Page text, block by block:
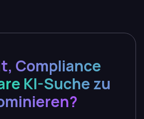
Compliance
KI-Suche zu